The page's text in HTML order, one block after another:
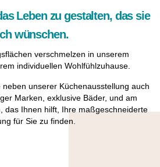
Leben zu gestalten, das sie
wünschen.
verschmelzen in unserem
individuellen Wohlfühlzuhause.
neben unserer Küchenausstellung auch
Marken, exklusive Bäder, und am
das Ihnen hilft, Ihre maßgeschneiderte
für Sie zu finden.